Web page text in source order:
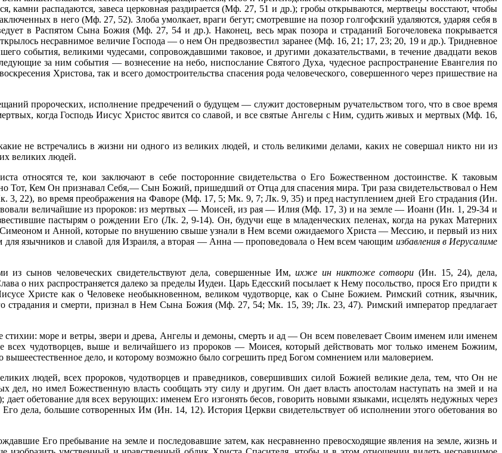
камни распадаются, завеса церков­ная раздирается (Мф. 27, 51 и др.); гробы открываются, мертвецы вос­стают, чтобы
в него (Мф. 27, 52). Злоба умолкает, враги бегут; смотревшие на позор голгофский удаляются, ударяя себя в
в Распятом Сына Божия (Мф. 27, 54 и др.). Наконец, весь мрак позора и страданий Богочеловека покрывается
несравнимое величие Господа — о нем Он предвозвестил заранее (Мф. 16, 21; 17, 23; 20, 19 и др.). Тридневное
события, великими чудесами, сопро­вождавшими таковое, и другими доказательствами, в течение двадцати веков
за ним события — вознесение на небо, ниспосла­ние Святого Духа, чудесное распространение Евангелия по
Христова, так и всего домостроительства спасения рода человеческого, совершенного через пришествие на
пророческих, исполнение предречений о будущем — служит достоверным ручательством того, что в свое время
когда Господь Иисус Христос явится со славой, и все святые Ангелы с Ним, судить живых и мертвых (Мф. 16,
не встречались в жизни ни одного из великих людей, и столь великими делами, каких не совершал никто ни из
великих людей.
относятся те, кои заключают в себе посторонние свидетельства о Его Божественном достоинстве. К таковым
Тот, Кем Он призна­вал Себя,— Сын Божий, пришедший от Отца для спасения мира. Три раза свидетельствовал о Нем
22), во время преображения на Фаворе (Мф. 17, 5; Мк. 9, 7; Лк. 9, 35) и пред наступлением дней Его страдания (Ин.
величайшие из пророков: из мертвых — Моисей, из рая — Илия (Мф. 17, 3) и на земле — Иоанн (Ин. 1, 29-34 и
пастырям о рождении Его (Лк. 2, 9-14). Он, будучи еще в младенческих пеленах, когда на руках Матерних
Симеоном и Анной, которые по внушению свыше узнали в Нем всеми ожидаемого Христа — Мессию, и первый из них
для язычников и славой для Израиля, а вторая — Анна — проповедовала о Нем всем чающим избавления в Иерусалиме
из сынов человеческих свидетельствуют дела, совершенные Им,ихже ин никтоже сотвори (Ин. 15, 24), дела,
о них распростра­няется далеко за пределы Иудеи. Царь Едесский посылает к Нему посольство, прося Его придти к
Христе как о Человеке необыкновен­ном, великом чудотворце, как о Сыне Божием. Римский сотник, язычник,
страдания и смерти, признал в Нем Сына Божия (Мф. 27, 54; Мк. 15, 39; Лк. 23, 47). Римский император предлагает
стихии: море и ветры, звери и древа, Ангелы и демоны, смерть и ад — Он всем повелевает Своим именем или именем
чудотворцев, выше и величайшего из пророков — Моисея, который действовать мог только именем Божиим,
дело, и которому воз­можно было согрешить пред Богом сомнением или маловерием.
людей, всех пророков, чудотворцев и праведников, совершив­ших силой Божией великие дела, тем, что Он не
дел, но имел Божест­венную власть сообщать эту силу и другим. Он дает власть апостолам наступать на змей и на
обетование для всех верующих: именем Его изгонять бесов, говорить новыми языками, исцелять недужных через
дела, большие сотворенных Им (Ин. 14, 12). История Церкви свидетельствует об исполнении этого обетования во
Его пребывание на земле и последовавшие затем, как несравненно превосходящие явления на земле, жизнь и